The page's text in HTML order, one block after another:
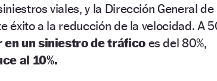
viales, y la Dirección General de
éxito a la reducción de la velocidad. A
un siniestro de tráficoes del 80%,
al 10%.